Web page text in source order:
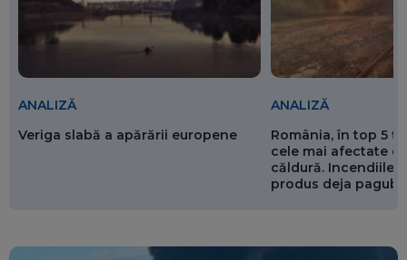
ANALIZĂ
Veriga slabă a apărării europene
ANALIZĂ
România, în top 5
cele mai afectate
căldură. Incendiile
produs deja